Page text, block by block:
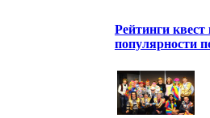
Рейтинги квест
популярности